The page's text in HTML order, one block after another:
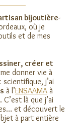
bijoutière-
où je
et de mes
créer et
donner vie à
scientifique, j’ai
à l’ENSAAMA à
. C’est là que j’ai
et découvert le
à part entière